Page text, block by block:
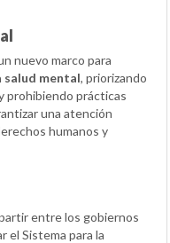
nuevo marco para
salud mental, priorizando
prohibiendo prácticas
una atención
humanos y
entre los gobiernos
el Sistema para la